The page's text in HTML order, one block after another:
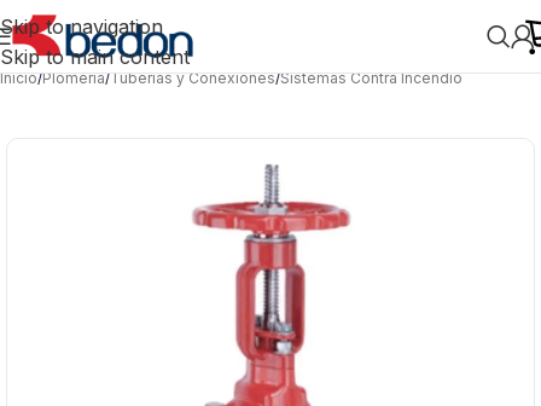
Skip to navigation
Skip to main content
Inicio/Plomería/Tuberías y Conexiones/Sistemas Contra Incendio